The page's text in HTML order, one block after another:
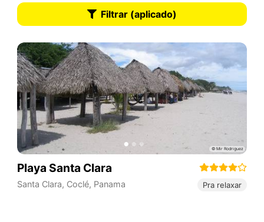
Filtrar (aplicado)
Playa Santa Clara
Santa Clara, Coclé, Panama Pra relaxar